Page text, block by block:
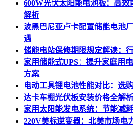
600W光伏太阳能电池板：高效
解析
波黑巴尼亚卢卡配置储能电池
遇
储能电站保修期限规定解读：
家用储能式UPS：提升家庭用
方案
电动工具锂电池性能对比：选
达卡车棚光伏板安装价格全解
家用太阳能发电系统：节能减
220V美标逆变器：北美市场电